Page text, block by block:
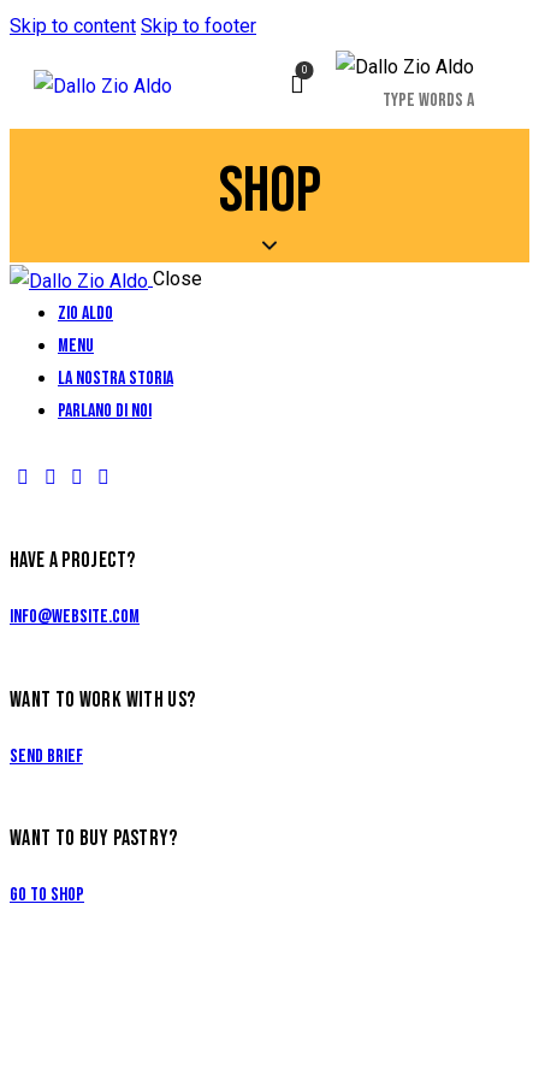
Skip to content Skip to footer
0
SHOP
Close
Zio Aldo
Menu
La Nostra Storia
Parlano di Noi
HAVE A PROJECT?
info@website.com
WANT TO WORK WITH US?
Send Brief
WANT TO BUY PASTRY?
Go to Shop